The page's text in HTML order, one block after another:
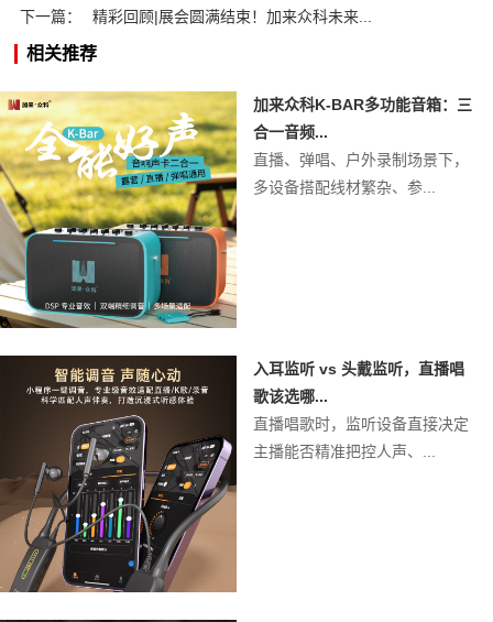
下一篇：
精彩回顾|展会圆满结束！加来众科未来...
相关推荐
加来众科K-BAR多功能音箱：三
合一音频...
直播、弹唱、户外录制场景下，
多设备搭配线材繁杂、参...
入耳监听 vs 头戴监听，直播唱
歌该选哪...
直播唱歌时，监听设备直接决定
主播能否精准把控人声、...